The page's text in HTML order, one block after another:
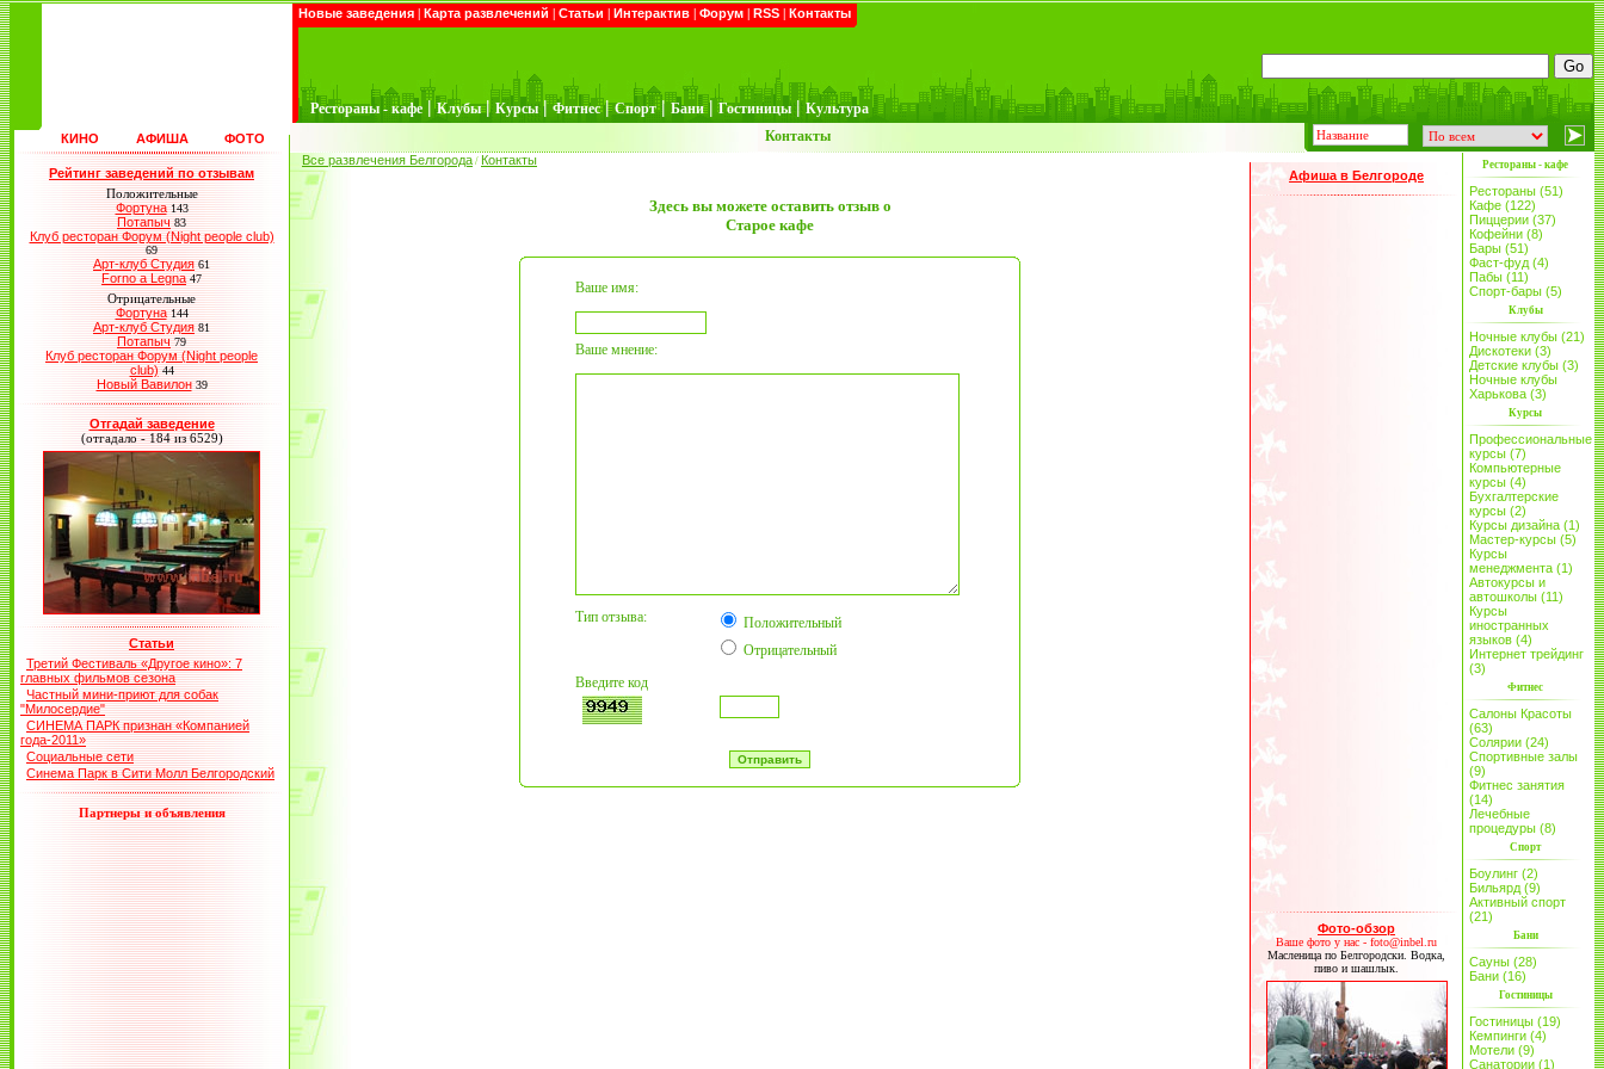
Новые заведения | Карта развлечений | Статьи | Интерактив | Форум | RSS | Контакты
Рестораны - кафе | Клубы | Курсы | Фитнес | Спорт | Бани | Гостиницы | Культура
КИНО АФИША ФОТО Контакты
Рейтинг заведений по отзывам
Положительные
Фортуна 143
Потапыч 83
Клуб ресторан Форум (Night people club)
69
Арт-клуб Студия 61
Forno a Legna 47
Отрицательные
Фортуна 144
Арт-клуб Студия 81
Потапыч 79
Клуб ресторан Форум (Night people
club) 44
Новый Вавилон 39
Отгадай заведение
(отгадало - 184 из 6529)
Статьи
Третий Фестиваль «Другое кино»: 7
главных фильмов сезона
Частный мини-приют для собак
"Милосердие"
СИНЕМА ПАРК признан «Компанией
года-2011»
Социальные сети
Синема Парк в Сити Молл Белгородский
Партнеры и объявления
Все развлечения Белгорода / Контакты
Здесь вы можете оставить отзыв о
Старое кафе
Ваше имя:
Ваше мнение:
Тип отзыва:
Положительный
Отрицательный
Введите код
Афиша в Белгороде
Фото-обзор
Ваше фото у нас - foto@inbel.ru
Масленица по Белгородски. Водка,
пиво и шашлык.
Рестораны - кафе
Рестораны (51)
Кафе (122)
Пиццерии (37)
Кофейни (8)
Бары (51)
Фаст-фуд (4)
Пабы (11)
Спорт-бары (5)
Клубы
Ночные клубы (21)
Дискотеки (3)
Детские клубы (3)
Ночные клубы
Харькова (3)
Курсы
Профессиональные
курсы (7)
Компьютерные
курсы (4)
Бухгалтерские
курсы (2)
Курсы дизайна (1)
Мастер-курсы (5)
Курсы
менеджмента (1)
Автокурсы и
автошколы (11)
Курсы
иностранных
языков (4)
Интернет трейдинг
(3)
Фитнес
Салоны Красоты
(63)
Солярии (24)
Спортивные залы
(9)
Фитнес занятия
(14)
Лечебные
процедуры (8)
Спорт
Боулинг (2)
Бильярд (9)
Активный спорт
(21)
Бани
Сауны (28)
Бани (16)
Гостиницы
Гостиницы (19)
Кемпинги (4)
Мотели (9)
Санатории (1)